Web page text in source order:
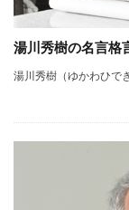
湯川秀樹の名言格
湯川秀樹（ゆかわひで